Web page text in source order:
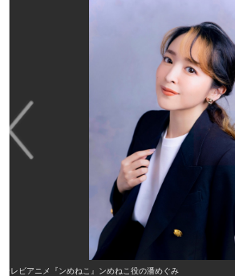
テレビアニメ『ンめねこ』ンめねこ役の潘めぐみ